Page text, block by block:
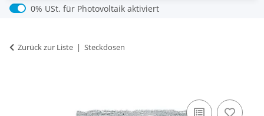
0% USt. für Photovoltaik (§ 12 Abs. 3 UStG)
0% USt. für Photovoltaik aktiviert
Zurück zur Liste Steckdosen